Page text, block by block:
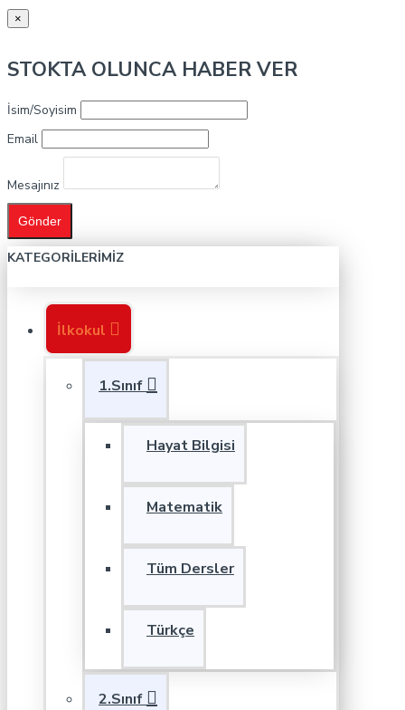
×
STOKTA OLUNCA HABER VER
İsim/Soyisim
Email
Mesajınız
Gönder
KATEGORILERIMIZ
İlkokul
1.Sınıf
Hayat Bilgisi
Matematik
Tüm Dersler
Türkçe
2.Sınıf